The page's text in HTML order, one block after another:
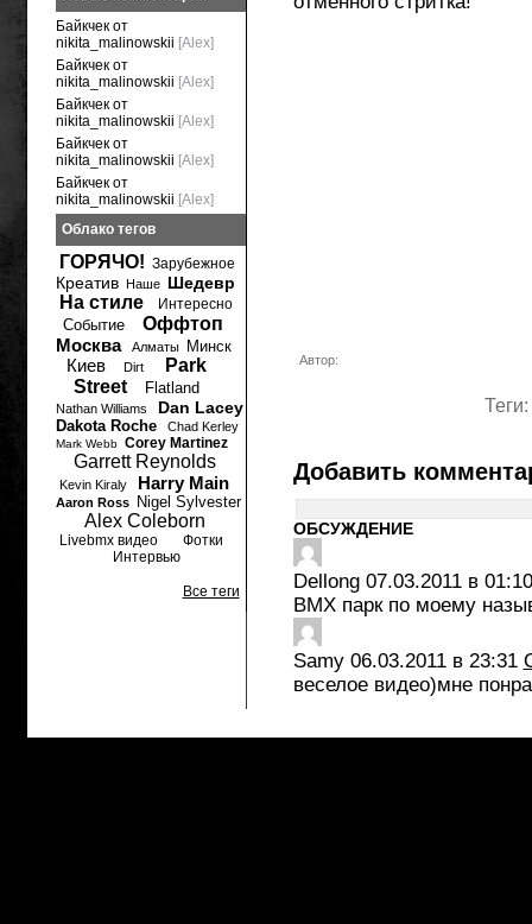
Автор:
Теги:
Добавить
ОБСУЖДЕНИЕ
Dellong 07.03.2011 в 01:10
BMX парк по моему
Samy 06.03.2011 в 23:31
веселое видео)мне
Байкчек от
nikita_malinowskii [Alex]
Байкчек от
nikita_malinowskii [Alex]
Байкчек от
nikita_malinowskii [Alex]
Байкчек от
nikita_malinowskii [Alex]
Байкчек от
nikita_malinowskii [Alex]
Облако тегов
ГОРЯЧО! Зарубежное
Креатив Наше Шедевр
На стиле Интересно
Событие
Оффтоп
Москва
Алматы Минск
Киев Dirt
Park
Street
Flatland
Nathan Williams Dan Lacey
Dakota Roche Chad Kerley
Mark Webb Corey Martinez
Garrett Reynolds
Kevin Kiraly Harry Main
Aaron Ross Nigel Sylvester
Alex Coleborn
Livebmx видео
Фотки
Интервью
Все теги